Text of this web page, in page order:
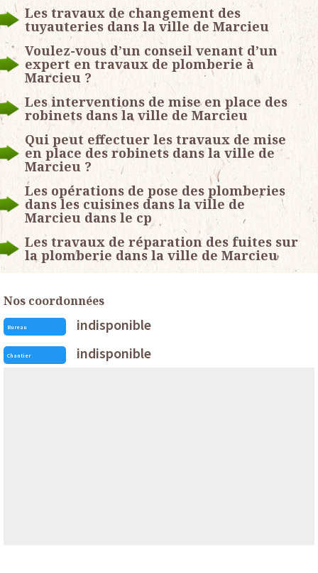
Les travaux de changement des
tuyauteries dans la ville de Marcieu
Voulez-vous d’un conseil venant d’un
expert en travaux de plomberie à
Marcieu ?
Les interventions de mise en place des
robinets dans la ville de Marcieu
Qui peut effectuer les travaux de mise
en place des robinets dans la ville de
Marcieu ?
Les opérations de pose des plomberies
dans les cuisines dans la ville de
Marcieu dans le cp
Les travaux de réparation des fuites sur
la plomberie dans la ville de Marcieu
Nos coordonnées
Bureau indisponible
Chantier indisponible